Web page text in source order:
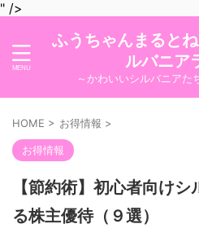
" />
ふうちゃんまると
ルバニア
～かわいいシルバニアた
HOME > お得情報 >
お得情報
【節約術】初心者向けシ
る株主優待（９選）